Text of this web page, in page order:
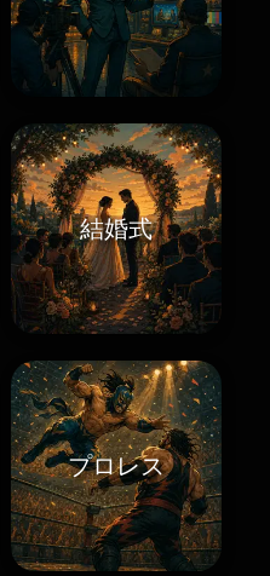
結婚式
プロレス